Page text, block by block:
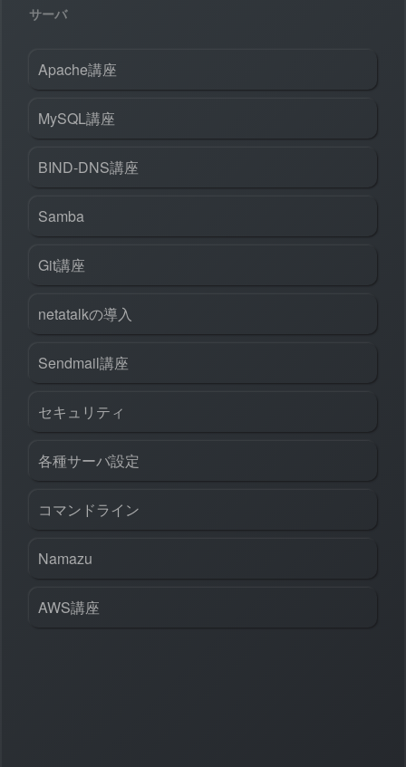
サーバ
Apache講座
MySQL講座
BIND-DNS講座
Samba
Git講座
netatalkの導入
Sendmail講座
セキュリティ
各種サーバ設定
コマンドライン
Namazu
AWS講座